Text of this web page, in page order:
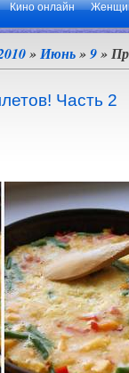
Кино онлайн
» Июнь » 9»
Часть 2